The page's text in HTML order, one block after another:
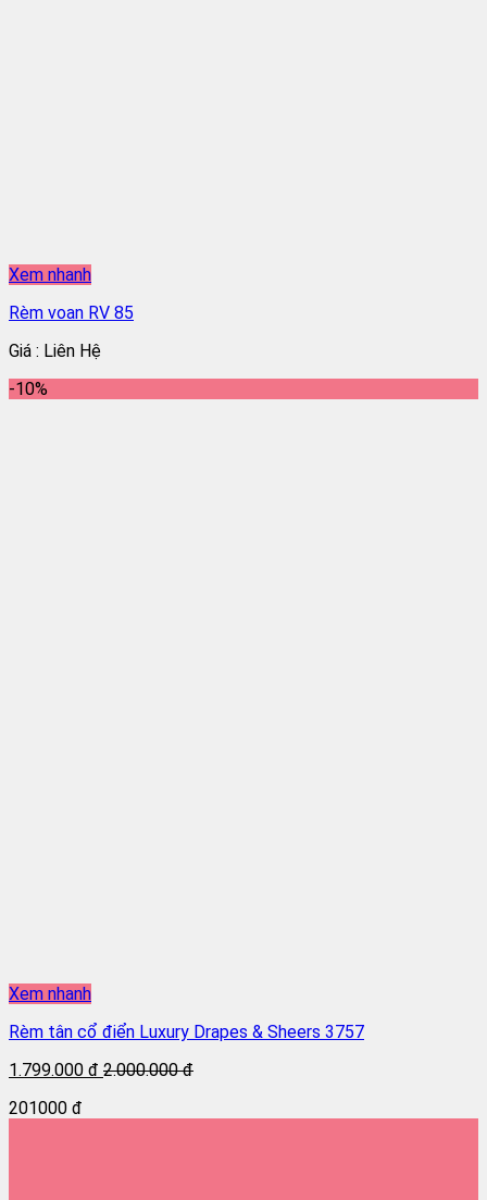
Xem nhanh
Rèm voan RV 85
Giá : Liên Hệ
-10%
Xem nhanh
Rèm tân cổ điển Luxury Drapes & Sheers 3757
1.799.000 đ 2.000.000 đ
201000 đ